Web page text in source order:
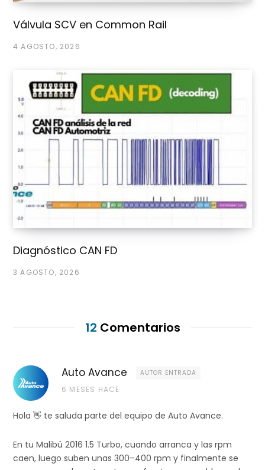
Válvula SCV en Common Rail
4 AGOSTO, 2026
Diagnóstico CAN FD
3 AGOSTO, 2026
12 Comentarios
Auto Avance AUTOR ENTRADA
6 MESES HACE
Hola 👋 te saluda parte del equipo de Auto Avance.
En tu Malibú 2016 1.5 Turbo, cuando arranca y las rpm
caen, luego suben unas 300–400 rpm y finalmente se